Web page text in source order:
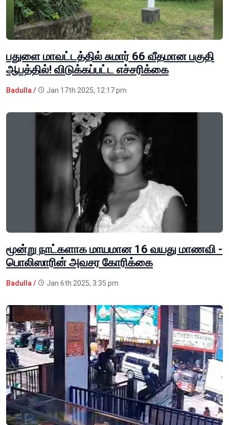
பதுளை மாவட்டத்தில் சுமார் 66 வீதமான பகுதி
ஆபத்தில்! விடுக்கப்பட்ட எச்சரிக்கை
Badulla / Jan 17th 2025, 12:17 pm
மூன்று நாட்களாக மாயமான 16 வயது மாணவி -
பொலிஸாரின் அவசர கோரிக்கை
Badulla / Jan 6th 2025, 3:35 pm